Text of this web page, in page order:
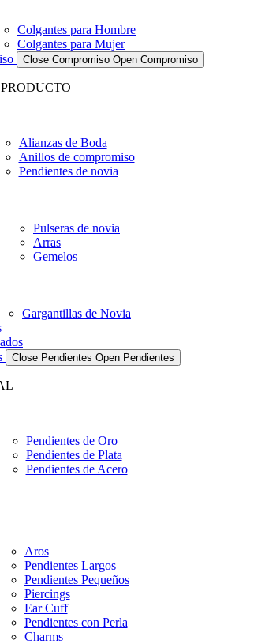
Colgantes para Hombre
Colgantes para Mujer
Close Compromiso Open Compromiso
Alianzas de Boda
Anillos de compromiso
Pendientes de novia
Pulseras de novia
Arras
Gemelos
Gargantillas de Novia
Close Pendientes Open Pendientes
Pendientes de Oro
Pendientes de Plata
Pendientes de Acero
Aros
Pendientes Largos
Pendientes Pequeños
Piercings
Ear Cuff
Pendientes con Perla
Charms